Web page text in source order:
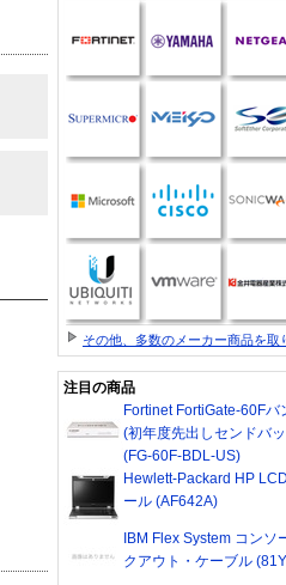
その他、多数のメーカー商品を取
注目の商品
Fortinet FortiGate-60Fバ
(初年度先出しセンドバ
(FG-60F-BDL-US)
Hewlett-Packard HP
ール (AF642A)
IBM Flex System コンソ
クアウト・ケーブル